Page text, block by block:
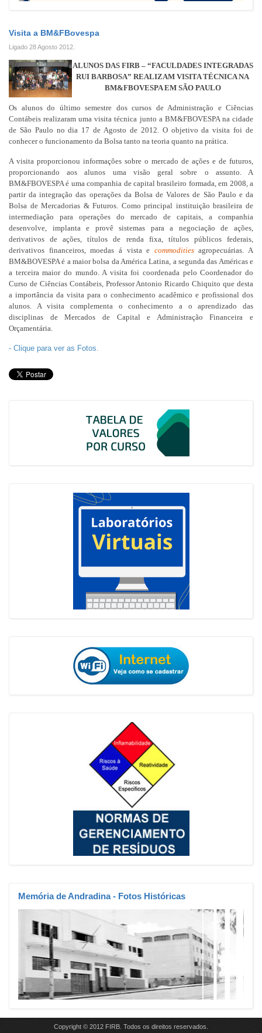
Visita a BM&FBovespa
Ligado 28 Agosto 2012
ALUNOS DAS FIRB – “FACULDADES INTEGRADAS
RUI BARBOSA” REALIZAM VISITA TÉCNICA NA
BM&FBOVESPA EM SÃO PAULO
Os alunos do último semestre dos cursos de Administração e Ciências
Contábeis realizaram uma visita técnica junto a BM&FBOVESPA na cidade
de São Paulo no dia 17 de Agosto de 2012. O objetivo da visita foi de
conhecer o funcionamento da Bolsa tanto na teoria quanto na prática.
A visita proporcionou informações sobre o mercado de ações e de futuros,
proporcionando aos alunos uma visão geral sobre o assunto. A
BM&FBOVESPA é uma companhia de capital brasileiro formada, em 2008, a
partir da integração das operações da Bolsa de Valores de São Paulo e da
Bolsa de Mercadorias & Futuros. Como principal instituição brasileira de
intermediação para operações do mercado de capitais, a companhia
desenvolve, implanta e provê sistemas para a negociação de ações,
derivativos de ações, títulos de renda fixa, títulos públicos federais,
derivativos financeiros, moedas á vista e commoditiesagropecuárias. A
BM&BOVESPA é a maior bolsa da América Latina, a segunda das Américas e
a terceira maior do mundo. A visita foi coordenada pelo Coordenador do
Curso de Ciências Contábeis, Professor Antonio Ricardo Chiquito que desta
a importância da visita para o conhecimento acadêmico e profissional dos
alunos. A visita complementa o conhecimento a o aprendizado das
disciplinas de Mercados de Capital e Administração Financeira e
Orçamentária.
- Clique para ver as Fotos.
Memóriade Andradina - Fotos Históricas
Copyright © 2012 FIRB. Todos os direitos reservados.